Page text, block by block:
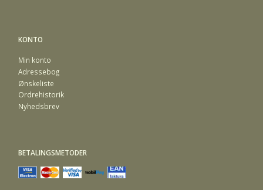
KONTO
Min konto
Adressebog
Ønskeliste
Ordrehistorik
Nyhedsbrev
BETALINGSMETODER